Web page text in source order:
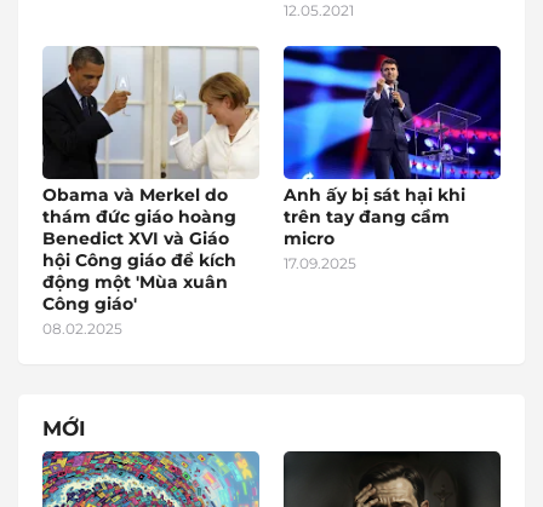
12.05.2021
Obama và Merkel do
thám đức giáo hoàng
Benedict XVI và Giáo
hội Công giáo để kích
động một 'Mùa xuân
Công giáo'
08.02.2025
Anh ấy bị sát hại khi
trên tay đang cầm
micro
17.09.2025
MỚI